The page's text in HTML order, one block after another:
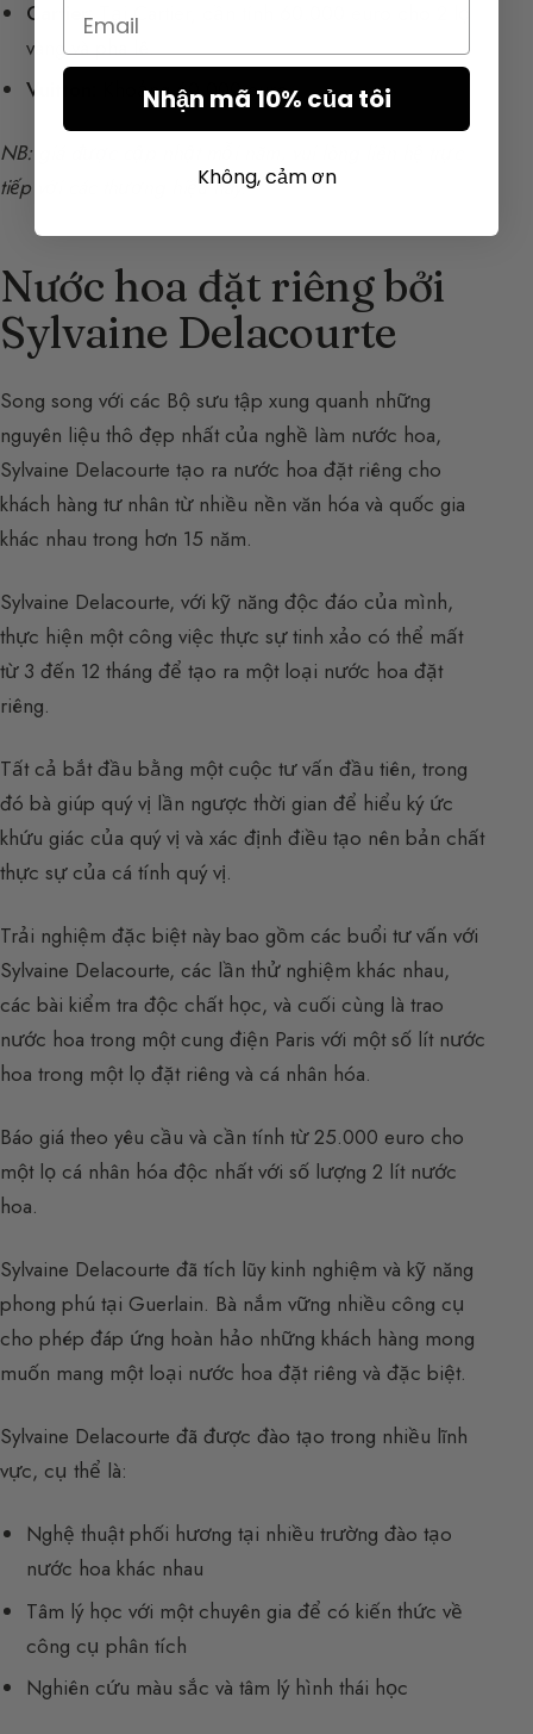
Cartier: Tại Cartier, cần tính 60.000 euro cho 2 lọ
vàng và pha lê.
Vuitton:
Khoảng 60.000 euro.
NB: giá được cập nhật mỗi năm, vui lòng liên hệ trực
tiếp với các thương hiệu này.
Nước hoa đặt riêng bởi
Sylvaine Delacourte
Song song với các Bộ sưu tập xung quanh những
nguyên liệu thô đẹp nhất của nghề làm nước hoa,
Sylvaine Delacourte tạo ra nước hoa đặt riêng cho
khách hàng tư nhân từ nhiều nền văn hóa và quốc gia
khác nhau trong hơn 15 năm.
Sylvaine Delacourte, với kỹ năng độc đáo của mình,
thực hiện một công việc thực sự tinh xảo có thể mất
từ 3 đến 12 tháng để tạo ra một loại nước hoa đặt
riêng.
Tất cả bắt đầu bằng một cuộc tư vấn đầu tiên, trong
đó bà giúp quý vị lần ngược thời gian để hiểu ký ức
khứu giác của quý vị và xác định điều tạo nên bản chất
thực sự của cá tính quý vị.
Trải nghiệm đặc biệt này bao gồm các buổi tư vấn với
Sylvaine Delacourte, các lần thử nghiệm khác nhau,
các bài kiểm tra độc chất học, và cuối cùng là trao
nước hoa trong một cung điện Paris với một số lít nước
hoa trong một lọ đặt riêng và cá nhân hóa.
Báo giá theo yêu cầu và cần tính từ 25.000 euro cho
một lọ cá nhân hóa độc nhất với số lượng 2 lít nước
hoa.
Sylvaine Delacourte đã tích lũy kinh nghiệm và kỹ năng
phong phú tại Guerlain. Bà nắm vững nhiều công cụ
cho phép đáp ứng hoàn hảo những khách hàng mong
muốn mang một loại nước hoa đặt riêng và đặc biệt.
Sylvaine Delacourte đã được đào tạo trong nhiều lĩnh
vực, cụ thể là:
Nghệ thuật phối hương tại nhiều trường đào tạo
nước hoa khác nhau
Tâm lý học với một chuyên gia để có kiến thức về
công cụ phân tích
Nghiên cứu màu sắc và tâm lý hình thái học
Email
Nhận mã 10% của tôi
Không, cảm ơn